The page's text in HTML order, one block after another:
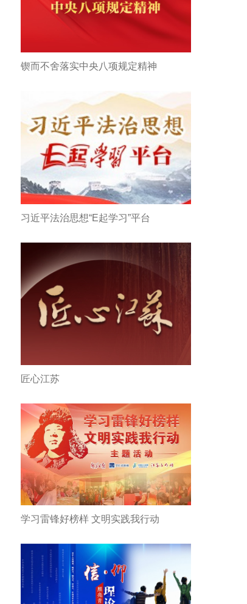
锲而不舍落实中央八项规定精神
习近平法治思想“E起学习”平台
匠心江苏
学习雷锋好榜样 文明实践我行动